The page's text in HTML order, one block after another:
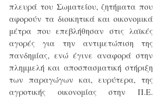
πλευρά του Σωματείου, ζητήματα που
αφορούν τα διοικητικά και οικονομικά
μέτρα που επεβλήθησαν στις λαϊκές
αγορές για την αντιμετώπιση της
πανδημίας, ενώ έγινε αναφορά στην
πλημμελή και αποσπασματική στήριξη
των παραγώγων και, ευρύτερα, της
αγροτικής οικονομίας στην Π.Ε.